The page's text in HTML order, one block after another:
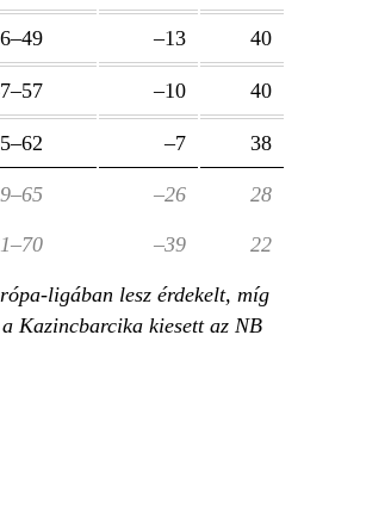
–13 40
–10 40
–7 38
–26 28
–39 22
ligában lesz érdekelt, míg
Kazincbarcika kiesett az NB